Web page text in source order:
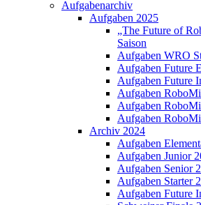
Aufgabenarchiv
Aufgaben 2025
„The Future of
Saison
Aufgaben WRO
Aufgaben Future
Aufgaben Future
Aufgaben
Aufgaben
Aufgaben
Archiv 2024
Aufgaben
Aufgaben Junior
Aufgaben Senior
Aufgaben Starter
Aufgaben Future